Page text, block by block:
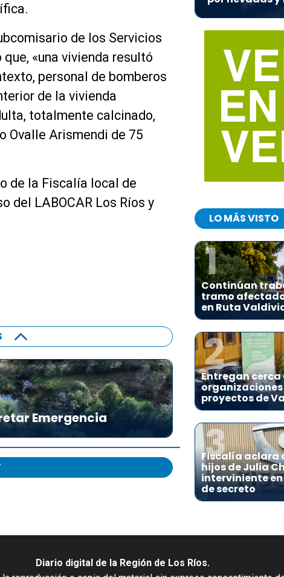
de los Servicios
«una vivienda resultó
personal de bomberos
de la vivienda
totalmente calcinado,
Ovalle Arismendi de 75
de la Fiscalía local de
del LABOCAR Los Ríos y
Emergencia
LO MÁS VISTO
1
Continúan
tramo
en Ruta
2
Entregan cerca
proyectos de
3
Fiscalía aclara
hijos de Julia
interviniente
de secreto
Diario digital de la Región de Los Ríos.